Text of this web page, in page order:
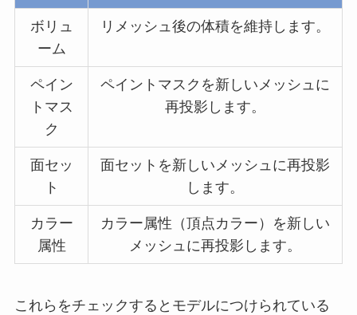
ボリュ
ーム
リメッシュ後の体積を維持します。
ペイン
トマス
ク
ペイントマスクを新しいメッシュに
再投影します。
面セッ
ト
面セットを新しいメッシュに再投影
します。
カラー
属性
カラー属性（頂点カラー）を新しい
メッシュに再投影します。
これらをチェックするとモデルにつけられている